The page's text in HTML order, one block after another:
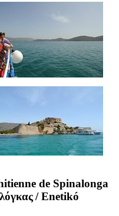
de Spinalonga
/Enetikó